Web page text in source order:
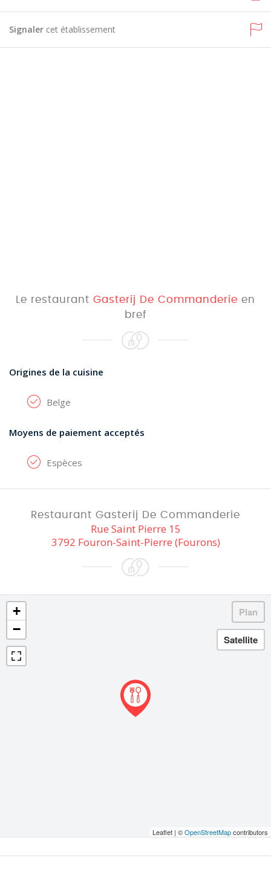
Signaler cet établissement
Le restaurant Gasterij De Commanderie en
bref
Origines de la cuisine
Belge
Moyens de paiement acceptés
Espèces
Restaurant Gasterij De Commanderie
Rue Saint Pierre 15
3792 Fouron-Saint-Pierre (Fourons)
+
−
Leaflet | ©OpenStreetMapcontributors